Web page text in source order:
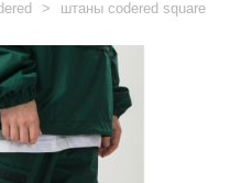
>
штаны codered square